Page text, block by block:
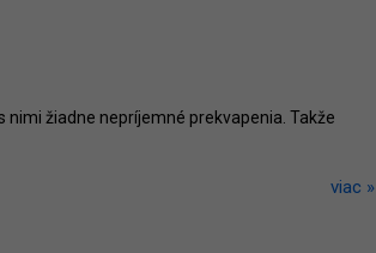
nimi žiadne nepríjemné prekvapenia. Takže
viac »